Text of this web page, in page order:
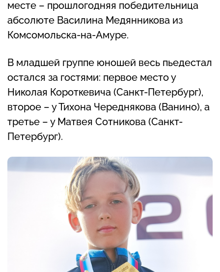
месте – прошлогодняя победительница
абсолюте Василина Медянникова из
Комсомольска-на-Амуре.
В младшей группе юношей весь пьедестал
остался за гостями: первое место у
Николая Короткевича (Санкт-Петербург),
второе – у Тихона Череднякова (Ванино), а
третье – у Матвея Сотникова (Санкт-
Петербург).